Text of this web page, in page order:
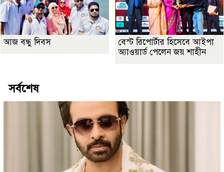
আজ বন্ধু দিবস
বেস্ট রিপোর্টার হিসেবে আইপা
অ্যাওয়ার্ড পেলেন জয় শাহীন
সর্বশেষ